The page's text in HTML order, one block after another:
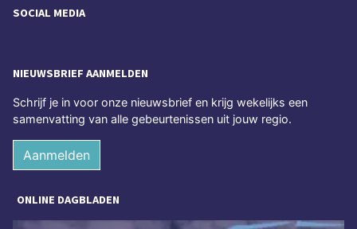
SOCIAL MEDIA
NIEUWSBRIEF AANMELDEN
Schrijf je in voor onze nieuwsbrief en krijg wekelijks een
samenvatting van alle gebeurtenissen uit jouw regio.
Aanmelden
ONLINE DAGBLADEN